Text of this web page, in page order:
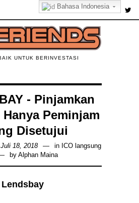
UNTUK BERINVESTASI
- Pinjamkan
Hanya Peminjam
Disetujui
18, 2018 in ICO langsung
by Alphan Maina
Lendsbay
Bahasa Indonesia